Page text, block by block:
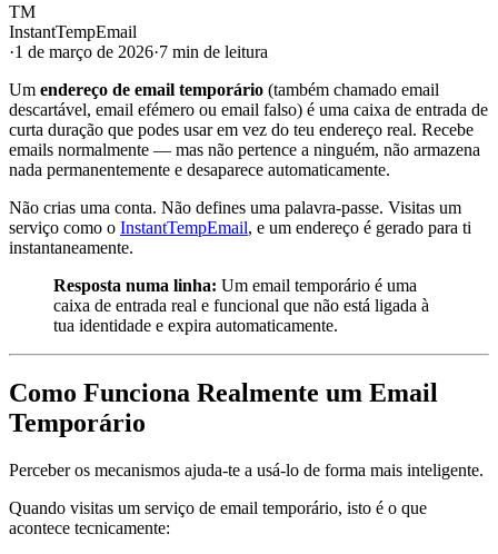
TM
InstantTempEmail
·1 de março de 2026·7 min de leitura
Um endereço de email temporário (também chamado email
descartável, email efémero ou email falso) é uma caixa de entrada de
curta duração que podes usar em vez do teu endereço real. Recebe
emails normalmente — mas não pertence a ninguém, não armazena
nada permanentemente e desaparece automaticamente.
Não crias uma conta. Não defines uma palavra-passe. Visitas um
serviço como o InstantTempEmail, e um endereço é gerado para ti
instantaneamente.
Resposta numa linha: Um email temporário é uma
caixa de entrada real e funcional que não está ligada à
tua identidade e expira automaticamente.
Como Funciona Realmente um Email
Temporário
Perceber os mecanismos ajuda-te a usá-lo de forma mais inteligente.
Quando visitas um serviço de email temporário, isto é o que
acontece tecnicamente: